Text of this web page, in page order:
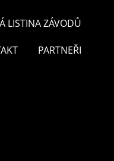
LISTINA ZÁVODŮ
PARTNEŘI